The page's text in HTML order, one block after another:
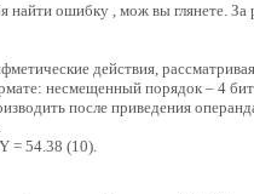
найти ошибку , мож вы глянете. За
действия,
несмещенный порядок – 4
после приведения
= 54.38 (10).